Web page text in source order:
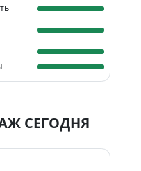
СЕГОДНЯ